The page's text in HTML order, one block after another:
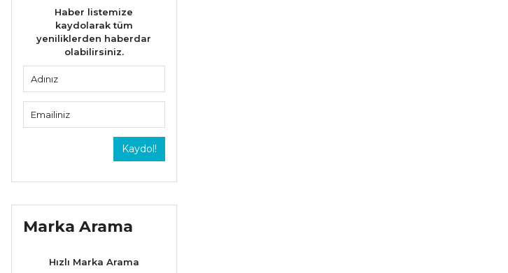
Haber listemize
kaydolarak tüm
yeniliklerden haberdar
olabilirsiniz.
Kaydol!
Marka Arama
Hızlı Marka Arama